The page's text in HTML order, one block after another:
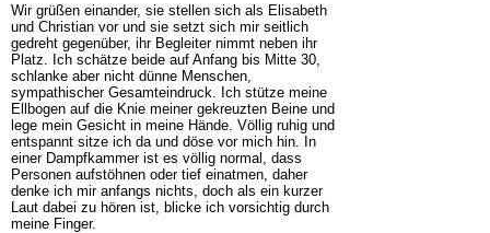
Wir grüßen einander, sie stellen sich als Elisabeth
und Christian vor und sie setzt sich mir seitlich
gedreht gegenüber, ihr Begleiter nimmt neben ihr
Platz. Ich schätze beide auf Anfang bis Mitte 30,
schlanke aber nicht dünne Menschen,
sympathischer Gesamteindruck. Ich stütze meine
Ellbogen auf die Knie meiner gekreuzten Beine und
lege mein Gesicht in meine Hände. Völlig ruhig und
entspannt sitze ich da und döse vor mich hin. In
einer Dampfkammer ist es völlig normal, dass
Personen aufstöhnen oder tief einatmen, daher
denke ich mir anfangs nichts, doch als ein kurzer
Laut dabei zu hören ist, blicke ich vorsichtig durch
meine Finger.